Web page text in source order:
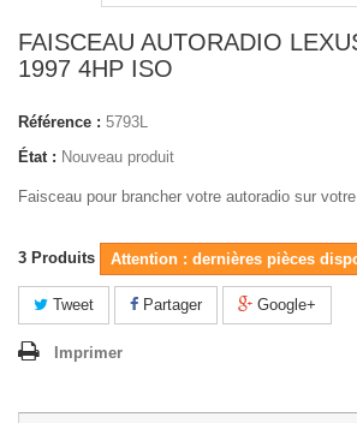
FAISCEAU AUTORADIO
1997 4HP ISO
Référence : 5793L
État : Nouveau produit
Faisceau pour brancher votre autoradio sur
3 Produits Attention : dernières pièces
Tweet Partager Google+
Imprimer